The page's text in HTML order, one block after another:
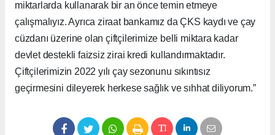
miktarlarda kullanarak bir an önce temin etmeye
çalışmalıyız. Ayrıca ziraat bankamız da ÇKS kaydı ve çay
cüzdanı üzerine olan çiftçilerimize belli miktara kadar
devlet destekli faizsiz zirai kredi kullandırmaktadır.
Çiftçilerimizin 2022 yılı çay sezonunu sıkıntısız
geçirmesini dileyerek herkese sağlık ve sıhhat diliyorum.”